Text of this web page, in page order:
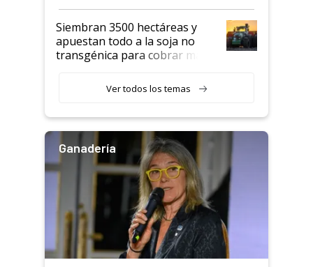
perder el tren"
Siembran 3500 hectáreas y
apuestan todo a la soja no
transgénica para cobrar más
Ver todos los temas
Ganadería